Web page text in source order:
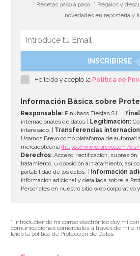
Molde de Silicona Magic Wood
AÑADIR
* Recetas paso a paso * Regalos y
novedades en repostería y
INSCRIBIRSE
He leído y acepto laPolítica de
Información Básica sobre
Responsable: Pinkbass Fiestas S.L. |
internacionales de datos |
Legitimación:
interesado. | Transferencias
Usamos Brevo como plataforma de
mercadotecnia(https://www.brevo.com/
Derechos: Acceso, rectificación,
tratamiento, u oposición al tratamiento, así
portabilidad de los datos. |
Información
información adicional y detallada sobre la
Personales en nuestro sitio web corporativo y
* Introduciendo mi correo electrónico doy mi
comunicaciones comerciales a través de mi e-
leído la política de Protección de Datos.